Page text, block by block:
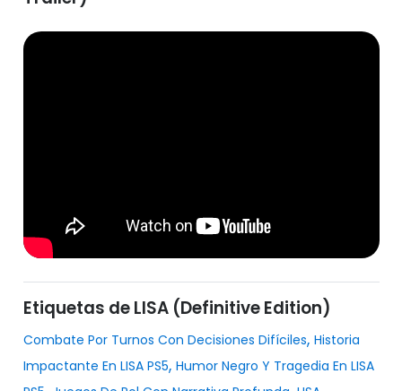
Etiquetas de LISA (Definitive Edition)
Combate Por Turnos Con Decisiones Difíciles, Historia
Impactante En LISA PS5, Humor Negro Y Tragedia En LISA